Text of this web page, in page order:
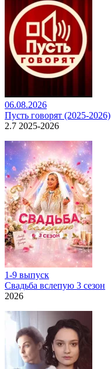
06.08.2026
Пусть говорят (2025-2026)
2.7 2025-2026
1-9 выпуск
Свадьба вслепую 3 сезон
2026